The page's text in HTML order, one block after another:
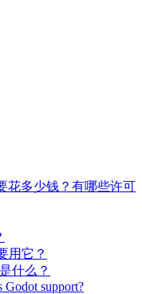
花多少钱？有哪些许可
用它？
什么？
Godot support?